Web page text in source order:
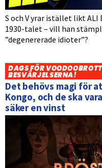
S och V yrar istället likt ALI
1930-talet – vill han
”degenererade idioter”?
DAGS FÖR
BESVÄRJELSERNA!
Det behövs magi för
Kongo, och de ska
säker en vinst